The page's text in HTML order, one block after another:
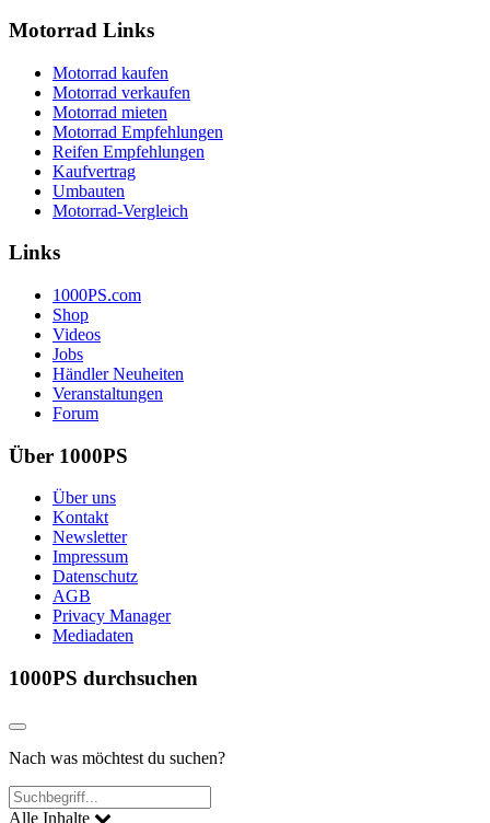
Motorrad Links
Motorrad kaufen
Motorrad verkaufen
Motorrad mieten
Motorrad Empfehlungen
Reifen Empfehlungen
Kaufvertrag
Umbauten
Motorrad-Vergleich
Links
1000PS.com
Shop
Videos
Jobs
Händler Neuheiten
Veranstaltungen
Forum
Über 1000PS
Über uns
Kontakt
Newsletter
Impressum
Datenschutz
AGB
Privacy Manager
Mediadaten
1000PS durchsuchen
Nach was möchtest du suchen?
Alle Inhalte